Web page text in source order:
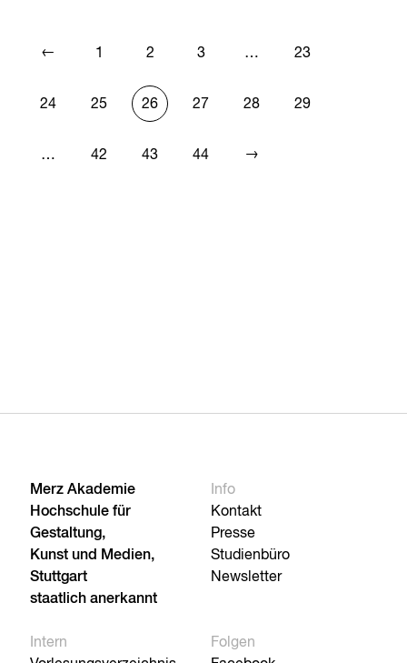
← 1 2 3 … 23
24 25 26 27 28 29
… 42 43 44 →
Merz Akademie
Hochschule für
Gestaltung,
Kunst und Medien,
Stuttgart
staatlich anerkannt
Info
Kontakt
Presse
Studienbüro
Newsletter
Intern
Folgen